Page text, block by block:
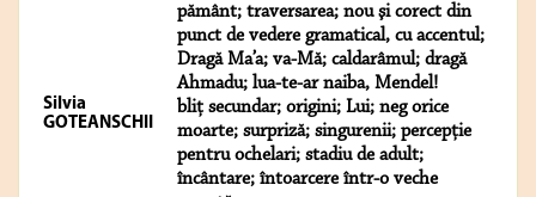
pământ; traversarea; nou şi corect din
punct de vedere gramatical, cu accentul;
Dragă Ma’a; va-Mă; caldarâmul; dragă
Ahmadu; lua-te-ar naiba, Mendel!
Silvia
GOTEANSCHII
bliț secundar; origini; Lui; neg orice
moarte; surpriză; singurenii; percepție
pentru ochelari; stadiu de adult;
încântare; întoarcere într-o veche